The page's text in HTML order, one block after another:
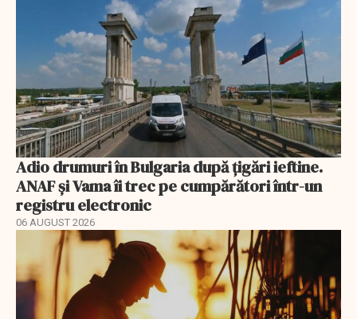
Adio drumuri în Bulgaria după țigări ieftine.
ANAF și Vama îi trec pe cumpărători într-un
registru electronic
06 AUGUST 2026